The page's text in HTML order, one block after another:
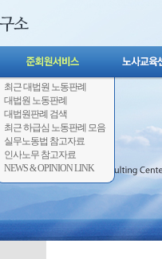
최근 대법원 노동판례
대법원 노동판례
대법원판례 검색
최근 하급심 노동판례 모음
실무노동법 참고자료
인사노무 참고자료
NEWS & OPINION LINK